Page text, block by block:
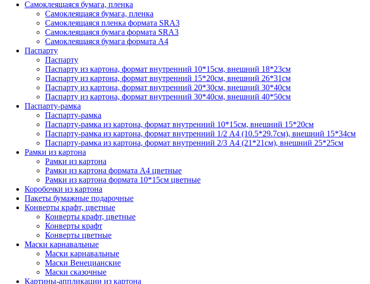
Самоклеящаяся бумага, пленка
Самоклеящаяся бумага, пленка
Самоклеящаяся пленка формата SRА3
Самоклеящаяся бумага формата SRА3
Самоклеящаяся бумага формата А4
Паспарту
Паспарту
Паспарту из картона, формат внутренний 10*15см, внешний 18*23см
Паспарту из картона, формат внутренний 15*20см, внешний 26*31см
Паспарту из картона, формат внутренний 20*30см, внешний 30*40см
Паспарту из картона, формат внутренний 30*40см, внешний 40*50см
Паспарту-рамка
Паспарту-рамка
Паспарту-рамка из картона, формат внутренний 10*15см, внешний 15*20см
Паспарту-рамка из картона, формат внутренний 1/2 А4 (10.5*29.7см), внешний 15*34см
Паспарту-рамка из картона, формат внутренний 2/3 А4 (21*21см), внешний 25*25см
Рамки из картона
Рамки из картона
Рамки из картона формата А4 цветные
Рамки из картона формата 10*15см цветные
Коробочки из картона
Пакеты бумажные подарочные
Конверты крафт, цветные
Конверты крафт, цветные
Конверты крафт
Конверты цветные
Маски карнавальные
Маски карнавальные
Маски Венецианские
Маски сказочные
Картины-аппликации из картона